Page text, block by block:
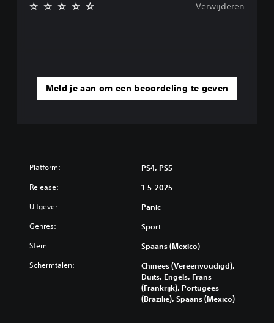
Meld je aan om een beoordeling te geven
Verwijderen
Platform: PS4, PS5
Release: 1-5-2025
Uitgever: Panic
Genres: Sport
Stem: Spaans (Mexico)
Schermtalen:
Chinees (Vereenvoudigd),
Duits, Engels, Frans
(Frankrijk), Portugees
(Brazilië), Spaans (Mexico)